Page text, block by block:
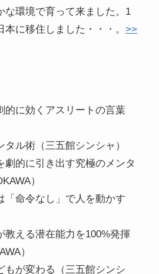
な環境で育って来ました。1
本に移住しました・・・。>>
的に効くアスリートの言葉
タル術（三五館シンシャ）
劇的に引き出す究極のメンタ
）
「命令なし」で人を動かす
教える潜在能力を100%発揮
）
もが変わる（三五館シンシ